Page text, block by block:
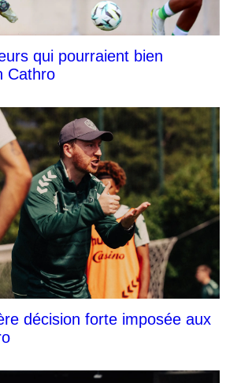
qui pourraient bien
Cathro
décision forte imposée aux